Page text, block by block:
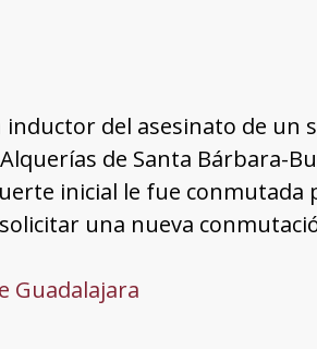
del asesinato de un
de Santa Bárbara-
inicial le fue
una nueva
Guadalajara